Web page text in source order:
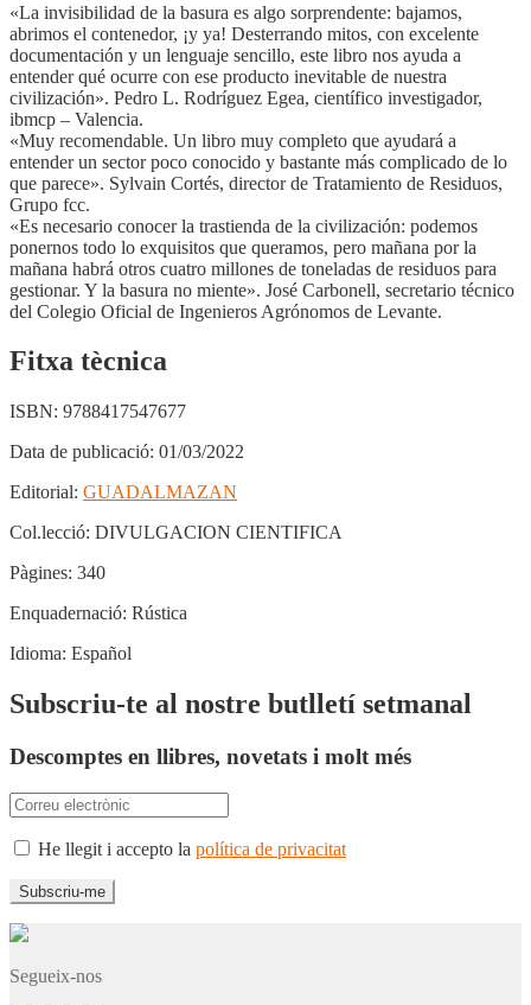
«La invisibilidad de la basura es algo sorprendente: bajamos,
abrimos el contenedor, ¡y ya! Desterrando mitos, con excelente
documentación y un lenguaje sencillo, este libro nos ayuda a
entender qué ocurre con ese producto inevitable de nuestra
civilización». Pedro L. Rodríguez Egea, científico investigador,
ibmcp – Valencia.
«Muy recomendable. Un libro muy completo que ayudará a
entender un sector poco conocido y bastante más complicado de lo
que parece». Sylvain Cortés, director de Tratamiento de Residuos,
Grupo fcc.
«Es necesario conocer la trastienda de la civilización: podemos
ponernos todo lo exquisitos que queramos, pero mañana por la
mañana habrá otros cuatro millones de toneladas de residuos para
gestionar. Y la basura no miente». José Carbonell, secretario técnico
del Colegio Oficial de Ingenieros Agrónomos de Levante.
Fitxa tècnica
ISBN: 9788417547677
Data de publicació: 01/03/2022
Editorial: GUADALMAZAN
Col.lecció: DIVULGACION CIENTIFICA
Pàgines: 340
Enquadernació: Rústica
Idioma: Español
Subscriu-te al nostre butlletí setmanal
Descomptes en llibres, novetats i molt més
He llegit i accepto la política de privacitat
Segueix-nos